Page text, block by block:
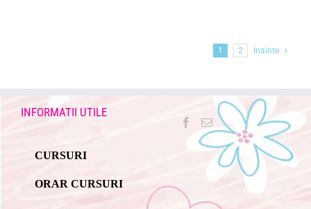
1 2 Inainte
INFORMATII UTILE
CURSURI
ORAR CURSURI